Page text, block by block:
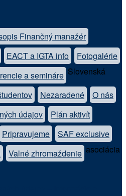
Finančný manažér
EACT a IGTA info
Fotogalérie
a semináre
Nezaradené
O nás
údajov
Plán aktivít
Pripravujeme
SAF exclusive
Valné zhromaždenie
Slovenská
asociácia